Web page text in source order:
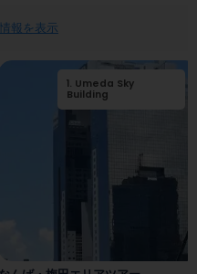
報を表示
2. Osaka Castle
1. Umeda Sky
Building